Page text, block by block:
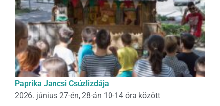
Paprika Jancsi Csúzlizdája
2026. június 27-én, 28-án 10-14 óra között